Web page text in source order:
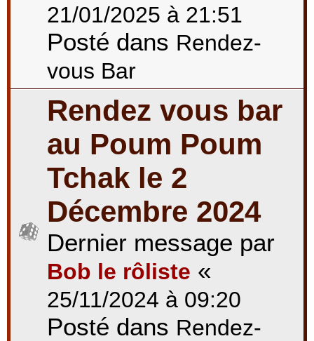
21/01/2025 à 21:51
Posté dans Rendez-
vous Bar
Rendez vous bar
au Poum Poum
Tchak le 2
Décembre 2024
Dernier message par
Bob le rôliste «
25/11/2024 à 09:20
Posté dans Rendez-